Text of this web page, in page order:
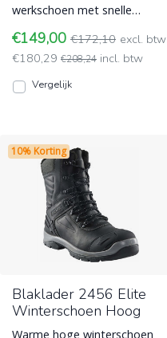
werkschoen met snelle
hittebestendige zool en ESD-
functio Blaklader
€149,00 €172,10 excl. btw
€180,29 €208,24 incl. btw
Vergelijk
10% Korting
Blaklader 2456 Elite
Winterschoen Hoog
Warme hoge winterschoen